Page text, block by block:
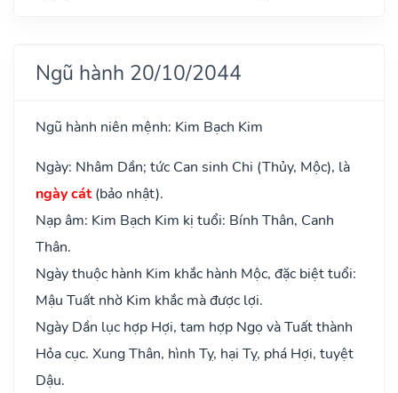
Ngũ hành 20/10/2044
Ngũ hành niên mệnh: Kim Bạch Kim
Ngày: Nhâm Dần; tức Can sinh Chi (Thủy, Mộc), là
ngày cát(bảo nhật).
Nạp âm: Kim Bạch Kim kị tuổi: Bính Thân, Canh
Thân.
Ngày thuộc hành Kim khắc hành Mộc, đặc biệt tuổi:
Mậu Tuất nhờ Kim khắc mà được lợi.
Ngày Dần lục hợp Hợi, tam hợp Ngọ và Tuất thành
Hỏa cục. Xung Thân, hình Tỵ, hại Tỵ, phá Hợi, tuyệt
Dậu.